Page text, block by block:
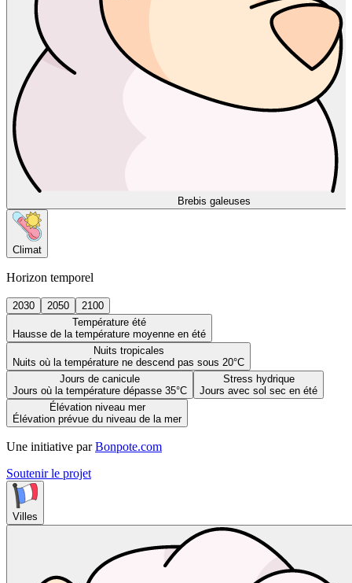
Brebis galeuses
Climat
Horizon temporel
2030 2050
2100
Température été
Hausse de la température moyenne en été
Nuits tropicales
Nuits où la température ne descend pas sous 20°C
Jours de canicule
Jours où la température dépasse 35°C
Stress hydrique
Jours avec sol sec en été
Élévation niveau mer
Élévation prévue du niveau de la mer
Une initiative par Bonpote.com
Soutenir le projet
Villes